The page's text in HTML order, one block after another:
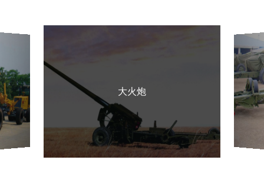
大火炮